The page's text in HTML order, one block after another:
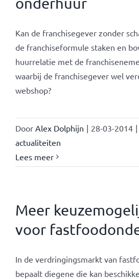
Kan de franchisegever zonder
de franchiseformule staken en
huurrelatie met de
waarbij de franchisegever wel
webshop?
Door Alex Dolphijn | 28-03-2014 |
actualiteiten
Lees meer
Meer
voor
In de verdringingsmarkt van
bepaalt diegene die kan